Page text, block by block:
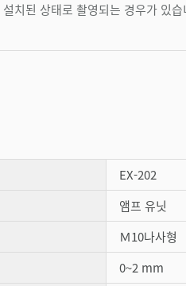
치된 상태로 촬영되는 경우가 있습
EX-202
앰프 유닛
Ｍ10나사형
0~2 mm